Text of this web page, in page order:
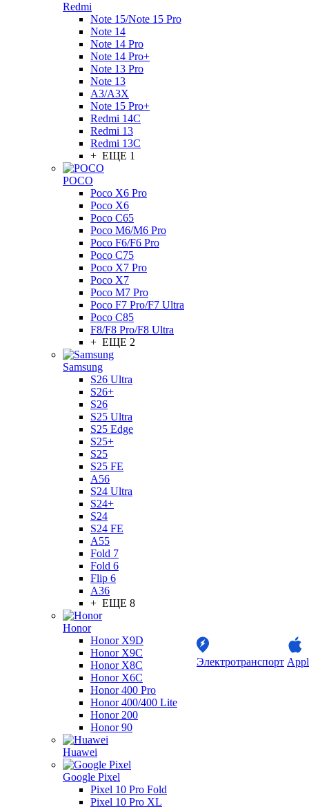
Redmi
Note 15/Note 15 Pro
Note 14
Note 14 Pro
Note 14 Pro+
Note 13 Pro
Note 13
A3/A3X
Note 15 Pro+
Redmi 14C
Redmi 13
Redmi 13C
+ ЕЩЕ 1
POCO
Poco X6 Pro
Poco X6
Poco C65
Poco M6/M6 Pro
Poco F6/F6 Pro
Poco C75
Poco X7 Pro
Poco X7
Poco M7 Pro
Poco F7 Pro/F7 Ultra
Poco C85
F8/F8 Pro/F8 Ultra
+ ЕЩЕ 2
Samsung
S26 Ultra
S26+
S26
S25 Ultra
S25 Edge
S25+
S25
S25 FE
A56
S24 Ultra
S24+
S24
S24 FE
A55
Fold 7
Fold 6
Flip 6
A36
+ ЕЩЕ 8
Honor
Honor X9D
Honor X9C
Honor X8C
Honor X6C
Honor 400 Pro
Honor 400/400 Lite
Honor 200
Honor 90
Huawei
Google Pixel
Pixel 10 Pro Fold
Pixel 10 Pro XL
Электротранспорт